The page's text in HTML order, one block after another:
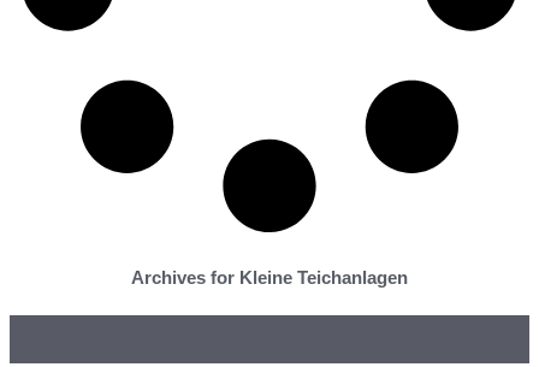
Archives for Kleine Teichanlagen